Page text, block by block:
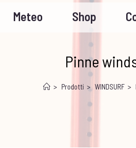
Meteo Shop
Pinne
> Prodotti > WINDSURF >